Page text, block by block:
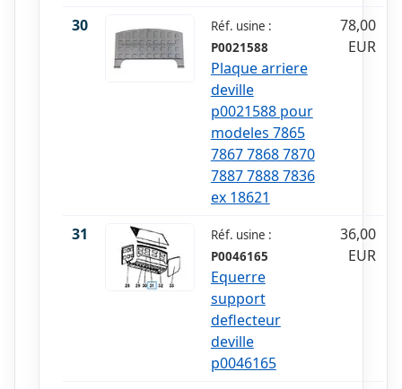
30
Réf. usine :
P0021588
Plaque arriere
deville
p0021588 pour
modeles 7865
7867 7868 7870
7887 7888 7836
ex 18621
78,00
EUR
31
Réf. usine :
P0046165
Equerre
support
deflecteur
deville
p0046165
36,00
EUR